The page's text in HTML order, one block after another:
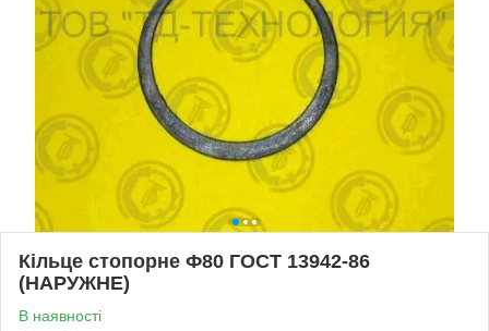
Кільце стопорне Ф80 ГОСТ 13942-86
(НАРУЖНЕ)
В наявності